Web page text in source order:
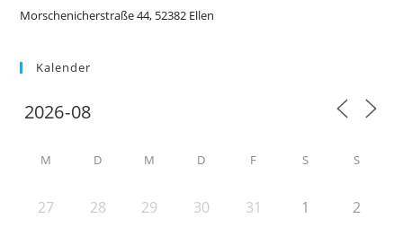
Morschenicherstraße 44, 52382 Ellen
Kalender
M D M D F S S
27 28 29 30 31 1 2